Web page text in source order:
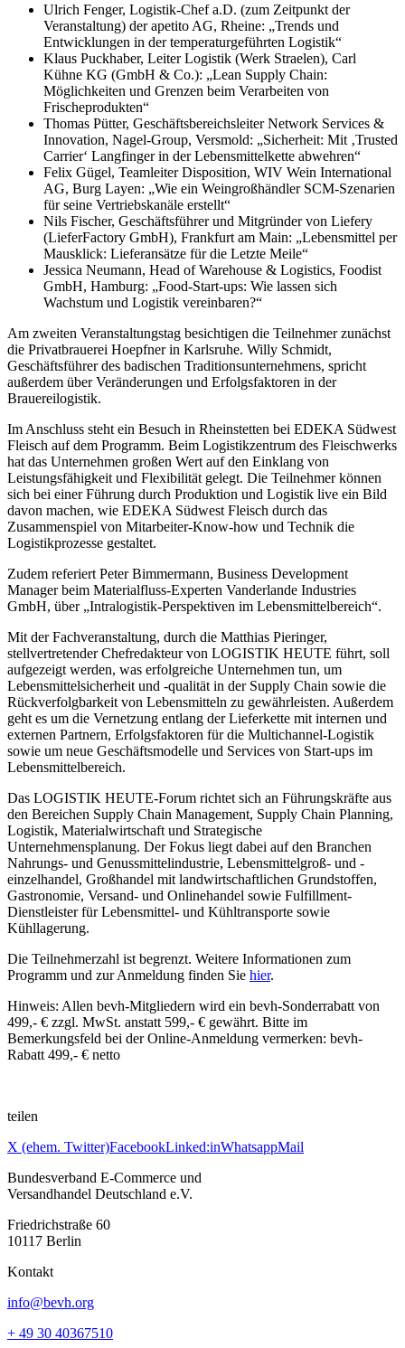
Ulrich Fenger, Logistik-Chef a.D. (zum Zeitpunkt der
Veranstaltung) der apetito AG, Rheine: „Trends und
Entwicklungen in der temperaturgeführten Logistik“
Klaus Puckhaber, Leiter Logistik (Werk Straelen), Carl
Kühne KG (GmbH & Co.): „Lean Supply Chain:
Möglichkeiten und Grenzen beim Verarbeiten von
Frischeprodukten“
Thomas Pütter, Geschäftsbereichsleiter Network Services &
Innovation, Nagel-Group, Versmold: „Sicherheit: Mit ‚Trusted
Carrier‘ Langfinger in der Lebensmittelkette abwehren“
Felix Gügel, Teamleiter Disposition, WIV Wein International
AG, Burg Layen: „Wie ein Weingroßhändler SCM-Szenarien
für seine Vertriebskanäle erstellt“
Nils Fischer, Geschäftsführer und Mitgründer von Liefery
(LieferFactory GmbH), Frankfurt am Main: „Lebensmittel per
Mausklick: Lieferansätze für die Letzte Meile“
Jessica Neumann, Head of Warehouse & Logistics, Foodist
GmbH, Hamburg: „Food-Start-ups: Wie lassen sich
Wachstum und Logistik vereinbaren?“
Am zweiten Veranstaltungstag besichtigen die Teilnehmer zunächst
die Privatbrauerei Hoepfner in Karlsruhe. Willy Schmidt,
Geschäftsführer des badischen Traditionsunternehmens, spricht
außerdem über Veränderungen und Erfolgsfaktoren in der
Brauereilogistik.
Im Anschluss steht ein Besuch in Rheinstetten bei EDEKA Südwest
Fleisch auf dem Programm. Beim Logistikzentrum des Fleischwerks
hat das Unternehmen großen Wert auf den Einklang von
Leistungsfähigkeit und Flexibilität gelegt. Die Teilnehmer können
sich bei einer Führung durch Produktion und Logistik live ein Bild
davon machen, wie EDEKA Südwest Fleisch durch das
Zusammenspiel von Mitarbeiter-Know-how und Technik die
Logistikprozesse gestaltet.
Zudem referiert Peter Bimmermann, Business Development
Manager beim Materialfluss-Experten Vanderlande Industries
GmbH, über „Intralogistik-Perspektiven im Lebensmittelbereich“.
Mit der Fachveranstaltung, durch die Matthias Pieringer,
stellvertretender Chefredakteur von LOGISTIK HEUTE führt, soll
aufgezeigt werden, was erfolgreiche Unternehmen tun, um
Lebensmittelsicherheit und -qualität in der Supply Chain sowie die
Rückverfolgbarkeit von Lebensmitteln zu gewährleisten. Außerdem
geht es um die Vernetzung entlang der Lieferkette mit internen und
externen Partnern, Erfolgsfaktoren für die Multichannel-Logistik
sowie um neue Geschäftsmodelle und Services von Start-ups im
Lebensmittelbereich.
Das LOGISTIK HEUTE-Forum richtet sich an Führungskräfte aus
den Bereichen Supply Chain Management, Supply Chain Planning,
Logistik, Materialwirtschaft und Strategische
Unternehmensplanung. Der Fokus liegt dabei auf den Branchen
Nahrungs- und Genussmittelindustrie, Lebensmittelgroß- und -
einzelhandel, Großhandel mit landwirtschaftlichen Grundstoffen,
Gastronomie, Versand- und Onlinehandel sowie Fulfillment-
Dienstleister für Lebensmittel- und Kühltransporte sowie
Kühllagerung.
Die Teilnehmerzahl ist begrenzt. Weitere Informationen zum
Programm und zur Anmeldung finden Sie hier.
Hinweis: Allen bevh-Mitgliedern wird ein bevh-Sonderrabatt von
499,- € zzgl. MwSt. anstatt 599,- € gewährt. Bitte im
Bemerkungsfeld bei der Online-Anmeldung vermerken: bevh-
Rabatt 499,- € netto
teilen
X (ehem. Twitter)FacebookLinked:inWhatsappMail
Bundesverband E-Commerce und
Versandhandel Deutschland e.V.
Friedrichstraße 60
10117 Berlin
Kontakt
info@bevh.org
+ 49 30 40367510